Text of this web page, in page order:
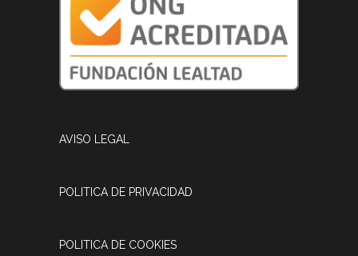
AVISO LEGAL
POLITICA DE PRIVACIDAD
POLITICA DE COOKIES